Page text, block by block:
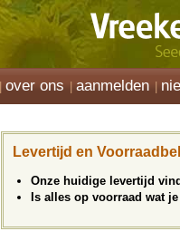
over ons aanmelden
Levertijd en
Onze huidige levertijd
Is alles op voorraad wat